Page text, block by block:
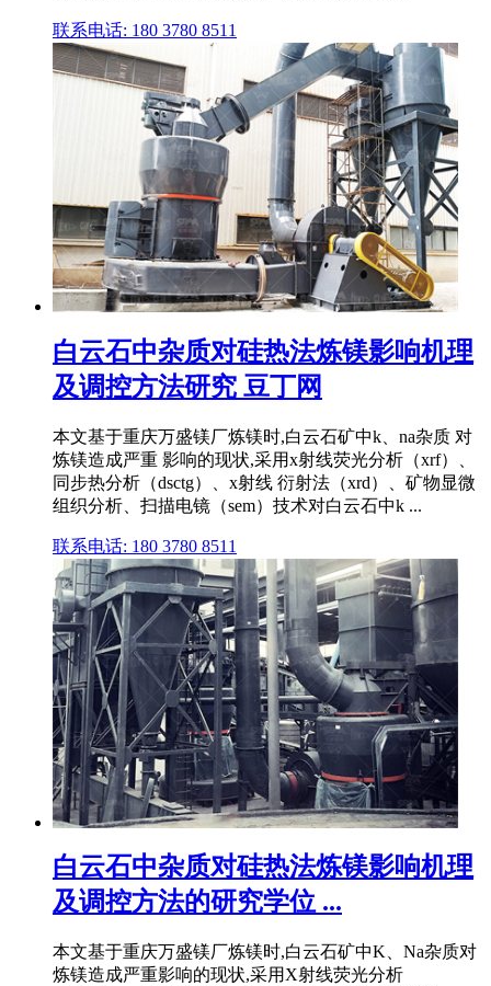
联系电话: 180 3780 8511
白云石中杂质对硅热法炼镁影响机理
及调控方法研究 豆丁网
本文基于重庆万盛镁厂炼镁时,白云石矿中k、na杂质 对
炼镁造成严重 影响的现状,采用x射线荧光分析（xrf）、
同步热分析（dsctg）、x射线 衍射法（xrd）、矿物显微
组织分析、扫描电镜（sem）技术对白云石中k ...
联系电话: 180 3780 8511
白云石中杂质对硅热法炼镁影响机理
及调控方法的研究学位 ...
本文基于重庆万盛镁厂炼镁时,白云石矿中K、Na杂质对
炼镁造成严重影响的现状,采用X射线荧光分析